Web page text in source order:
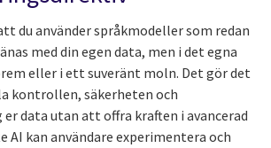
du använder språkmodeller som redan
med din egen data, men i det egna
eller i ett suveränt moln. Det gör det
kontrollen, säkerheten och
data utan att offra kraften i avancerad
AI kan användare experimentera och